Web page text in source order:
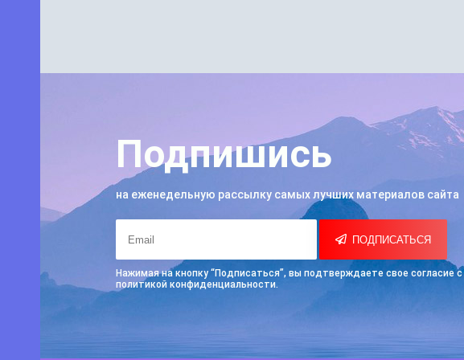
Подпишись
на еженедельную рассылку самых лучших материалов сайта
ПОДПИСАТЬСЯ
Нажимая на кнопку “Подписаться”, вы подтверждаете свое согласие с
политикой конфиденциальности.